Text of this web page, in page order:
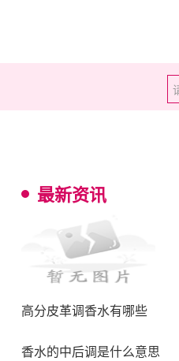
最新资讯
高分皮革调香水有哪些
香水的中后调是什么意思